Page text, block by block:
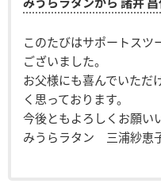
このたびはサポートスツ
ございました。
お父様にも喜んでいただ
く思っております。
今後ともよろしくお願い
みうらラタン 三浦紗恵